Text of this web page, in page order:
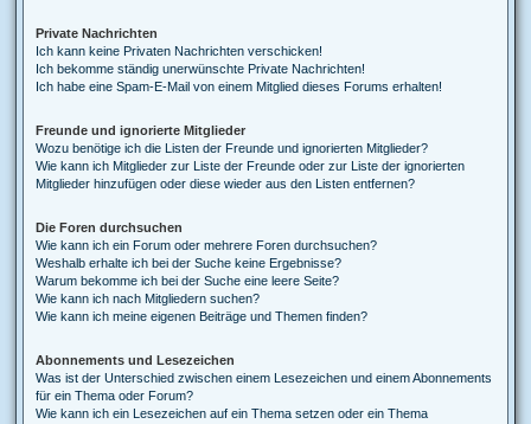
Private Nachrichten
Ich kann keine Privaten Nachrichten verschicken!
Ich bekomme ständig unerwünschte Private Nachrichten!
Ich habe eine Spam-E-Mail von einem Mitglied dieses Forums erhalten!
Freunde und ignorierte Mitglieder
Wozu benötige ich die Listen der Freunde und ignorierten Mitglieder?
Wie kann ich Mitglieder zur Liste der Freunde oder zur Liste der ignorierten
Mitglieder hinzufügen oder diese wieder aus den Listen entfernen?
Die Foren durchsuchen
Wie kann ich ein Forum oder mehrere Foren durchsuchen?
Weshalb erhalte ich bei der Suche keine Ergebnisse?
Warum bekomme ich bei der Suche eine leere Seite?
Wie kann ich nach Mitgliedern suchen?
Wie kann ich meine eigenen Beiträge und Themen finden?
Abonnements und Lesezeichen
Was ist der Unterschied zwischen einem Lesezeichen und einem Abonnements
für ein Thema oder Forum?
Wie kann ich ein Lesezeichen auf ein Thema setzen oder ein Thema